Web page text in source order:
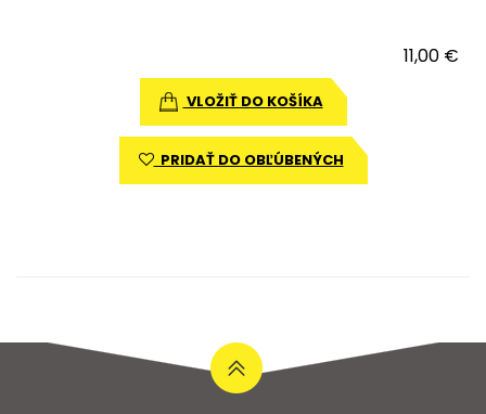
11,00 €
VLOŽIŤ DO KOŠÍKA
PRIDAŤ DO OBĽÚBENÝCH